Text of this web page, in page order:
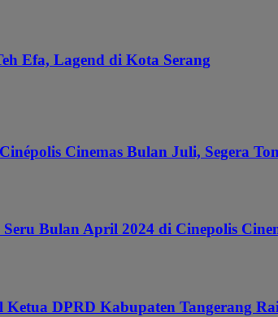
Efa, Lagend di Kota Serang
Cinemas Bulan Juli, Segera
Bulan April 2024 di Cinepolis
DPRD Kabupaten Tangerang